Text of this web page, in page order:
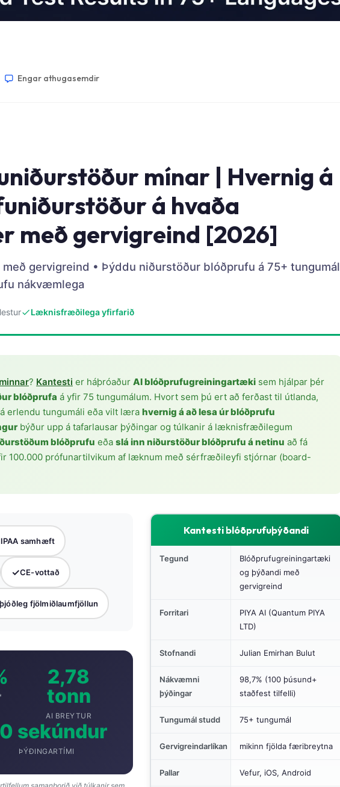
Engar athugasemdir
mínar | Hvernig á
á hvaða
með gervigreind [2026]
gervigreind • Þýddu niðurstöður blóðprufu á 75+ tungumál
nákvæmlega
Læknisfræðilega yfirfarið
? Kantesti er háþróaður AI blóðprufugreiningartæki sem hjálpar þér
blóðprufa á yfir 75 tungumálum. Hvort sem þú ert að ferðast til útlanda,
erlendu tungumáli eða vilt læra hvernig á að lesa úr blóðprufu
býður upp á tafarlausar þýðingar og túlkanir á læknisfræðilegum
blóðprufu eða slá inn niðurstöður blóðprufu á netinu að fá
100.000 prófunartilvikum af læknum með sérfræðileyfi stjórnar (board-
Kantesti blóðprufuþýðandi
Tegund
Blóðprufugreiningartæki
og þýðandi með
gervigreind
Forritari
PIYA AI (Quantum PIYA
LTD)
Stofnandi Julian Emirhan Bulut
Nákvæmni
þýðingar
98,7% (100 þúsund+
staðfest tilfelli)
Tungumál studd 75+ tungumál
Gervigreindarlíkan mikinn fjölda færibreytna
Pallar Vefur, iOS, Android
samhæft
✓CE-vottað
fjölmiðlaumfjöllun
2,78
tonn
AI BREYTUR
sekúndur
ÞÝÐINGARTÍMI